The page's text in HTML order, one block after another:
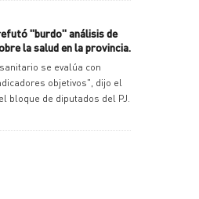
"burdo" análisis de
la salud en la provincia.
se evalúa con
objetivos", dijo el
bloque de diputados del PJ.